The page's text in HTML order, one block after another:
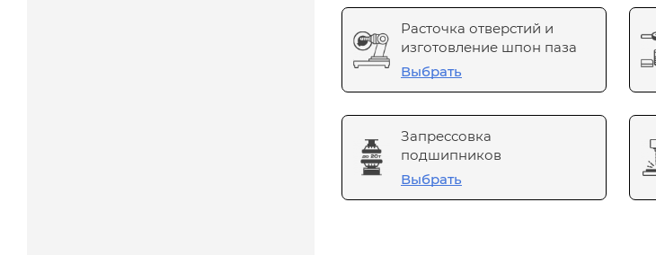
Расточка отверстий и
изготовление шпон паза
Выбрать
Запрессовка
подшипников
Выбрать